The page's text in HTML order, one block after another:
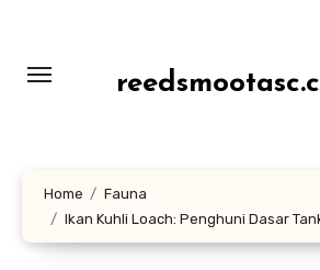
konten
Home
Fauna
Ikan Kuhli Loach: Penghuni Dasar